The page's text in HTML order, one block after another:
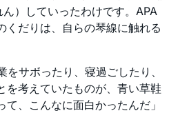
）していったわけです。APA
くだりは、自らの琴線に触れる
サボったり、寝過ごしたり、
を考えていたものが、青い草鞋
、こんなに面白かったんだ」